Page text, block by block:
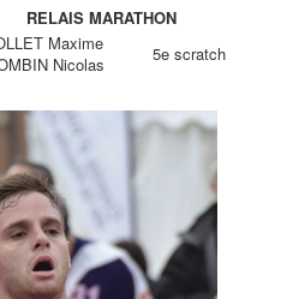
RELAIS MARATHON
Maxime
Nicolas
5e scratch